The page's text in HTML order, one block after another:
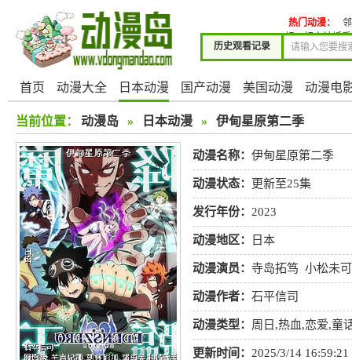
历史观看记录
热门动漫：
姐、相亲结婚
首页 动漫大全 日本动漫 国产动漫 美国动漫 动漫电
当前位置： 动漫岛 » 日本动漫 » 伊甸星原第二季
动漫名称： 伊甸星原第二季
动漫状态： 更新至25集
发行年份： 2023
动漫地区： 日本
动漫演员： 寺岛拓笃 小松未
贵 大原沙耶香 大塚芳忠
动漫作者： 石平信司
动漫类型： 周日 ,热血,恋爱,童
者,刑侦,同人,轻松,冒险,TV版,
更新时间： 2025/3/14 16:59:21